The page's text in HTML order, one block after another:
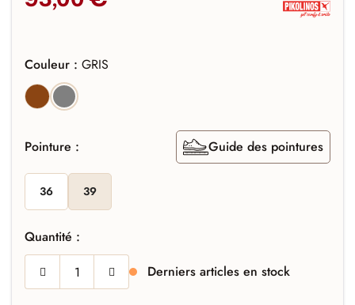
Couleur : GRIS
MARRON
GRIS
Pointure : Guide des pointures
36 39
Quantité :
Derniers articles en stock